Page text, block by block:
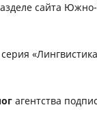
сайта Южно-
агентства